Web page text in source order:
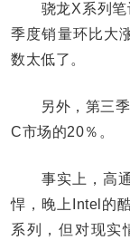
骁龙X系列笔
季度销量环比大
数太低了。
另外，第三季
C市场的20％。
事实上，高通
悍，晚上Intel的
系列，但对现实